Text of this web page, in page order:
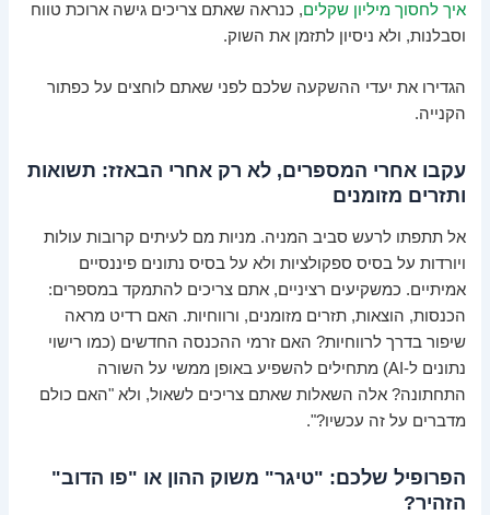
איך לחסוך מיליון שקלים, כנראה שאתם צריכים גישה ארוכת טווח
וסבלנות, ולא ניסיון לתזמן את השוק.
הגדירו את יעדי ההשקעה שלכם לפני שאתם לוחצים על כפתור
הקנייה.
עקבו אחרי המספרים, לא רק אחרי הבאזז: תשואות
ותזרים מזומנים
אל תתפתו לרעש סביב המניה. מניות מם לעיתים קרובות עולות
ויורדות על בסיס ספקולציות ולא על בסיס נתונים פיננסיים
אמיתיים. כמשקיעים רציניים, אתם צריכים להתמקד במספרים:
הכנסות, הוצאות, תזרים מזומנים, ורווחיות. האם רדיט מראה
שיפור בדרך לרווחיות? האם זרמי ההכנסה החדשים (כמו רישוי
נתונים ל-AI) מתחילים להשפיע באופן ממשי על השורה
התחתונה? אלה השאלות שאתם צריכים לשאול, ולא "האם כולם
מדברים על זה עכשיו?".
הפרופיל שלכם: "טיגר" משוק ההון או "פו הדוב"
הזהיר?